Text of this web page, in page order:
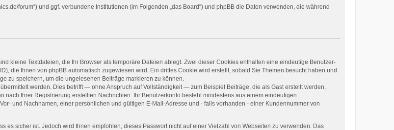
forum“) und ggf. verbundene Institutionen (im Folgenden „das Board“) und phpBB die Daten verwenden, die während
kleine Textdateien, die Ihr Browser als temporäre Dateien ablegt. Zwei dieser Cookies enthalten eine eindeutige Benutzer-
die Ihnen von phpBB automatisch zugewiesen wird. Ein drittes Cookie wird erstellt, sobald Sie Themen besucht haben und
zu speichern, um die ungelesenen Beiträge markieren zu können.
werden. Dies betrifft — ohne Anspruch auf Vollständigkeit — zum Beispiel Beiträge, die als Gast erstellt werden,
nach Ihrer Registrierung erstellten Nachrichten. Ihr Benutzerkonto besteht mindestens aus einem eindeutigen
und Nachnamen, einer persönlichen und gültigen E-Mail-Adresse und - falls vorhanden - einer Kundennummer von
es sicher ist. Jedoch wird Ihnen empfohlen, dieses Passwort nicht auf einer Vielzahl von Webseiten zu verwenden. Das